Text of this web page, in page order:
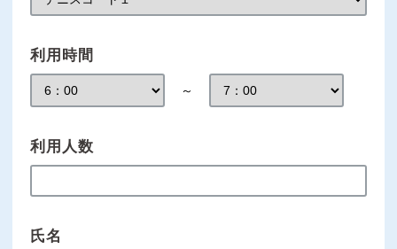
利用時間
～
利用人数
氏名